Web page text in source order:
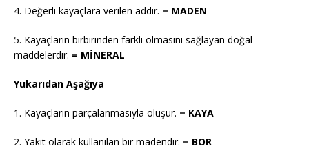
4. Değerli kayaçlara verilen addır. = MADEN
5. Kayaçların birbirinden farklı olmasını sağlayan doğal
maddelerdir. = MİNERAL
Yukarıdan Aşağıya
1. Kayaçların parçalanmasıyla oluşur. = KAYA
2. Yakıt olarak kullanılan bir madendir. = BOR